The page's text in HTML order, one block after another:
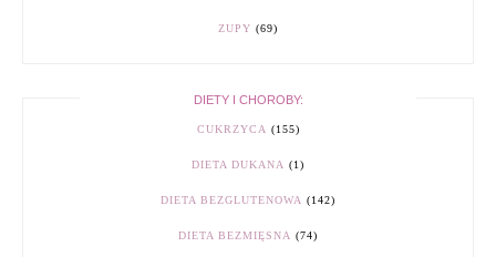
ZUPY (69)
DIETY I CHOROBY:
CUKRZYCA (155)
DIETA DUKANA (1)
DIETA BEZGLUTENOWA (142)
DIETA BEZMIĘSNA (74)